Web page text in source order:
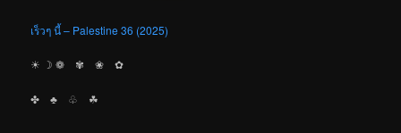
เร็วๆ นี้ – Palestine 36 (2025)
☀︎ ☽ ❁ ✾ ❀ ✿
✤ ♣︎ ♧ ☘︎